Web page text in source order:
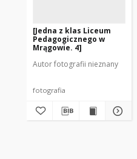
[Jedna z klas Liceum
Pedagogicznego w
Mrągowie. 4]
Autor fotografii nieznany
fotografia